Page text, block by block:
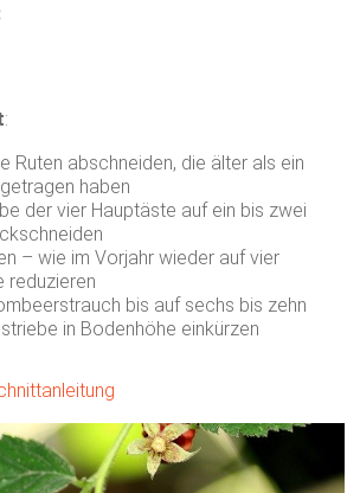
:
Ruten abschneiden, die älter als ein
haben
der vier Hauptäste auf ein bis zwei
– wie im Vorjahr wieder auf vier
reduzieren
bis auf sechs bis zehn
in Bodenhöhe einkürzen